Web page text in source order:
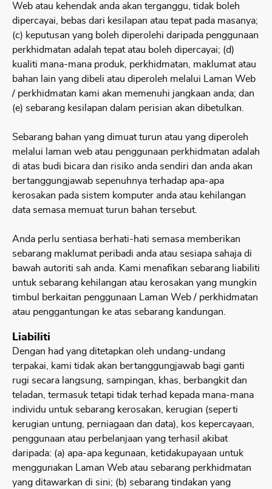
Web atau kehendak anda akan terganggu, tidak boleh
dipercayai, bebas dari kesilapan atau tepat pada masanya;
(c) keputusan yang boleh diperolehi daripada penggunaan
perkhidmatan adalah tepat atau boleh dipercayai; (d)
kualiti mana-mana produk, perkhidmatan, maklumat atau
bahan lain yang dibeli atau diperoleh melalui Laman Web
/ perkhidmatan kami akan memenuhi jangkaan anda; dan
(e) sebarang kesilapan dalam perisian akan dibetulkan.
Sebarang bahan yang dimuat turun atau yang diperoleh
melalui laman web atau penggunaan perkhidmatan adalah
di atas budi bicara dan risiko anda sendiri dan anda akan
bertanggungjawab sepenuhnya terhadap apa-apa
kerosakan pada sistem komputer anda atau kehilangan
data semasa memuat turun bahan tersebut.
Anda perlu sentiasa berhati-hati semasa memberikan
sebarang maklumat peribadi anda atau sesiapa sahaja di
bawah autoriti sah anda. Kami menafikan sebarang liabiliti
untuk sebarang kehilangan atau kerosakan yang mungkin
timbul berkaitan penggunaan Laman Web / perkhidmatan
atau penggantungan ke atas sebarang kandungan.​
Liabiliti
Dengan had yang ditetapkan oleh undang-undang
terpakai, kami tidak akan bertanggungjawab bagi ganti
rugi secara langsung, sampingan, khas, berbangkit dan
teladan, termasuk tetapi tidak terhad kepada mana-mana
individu untuk sebarang kerosakan, kerugian (seperti
kerugian untung, perniagaan dan data), kos kepercayaan,
penggunaan atau perbelanjaan yang terhasil akibat
daripada: (a) apa-apa kegunaan, ketidakupayaan untuk
menggunakan Laman Web atau sebarang perkhidmatan
yang ditawarkan di sini; (b) sebarang tindakan yang